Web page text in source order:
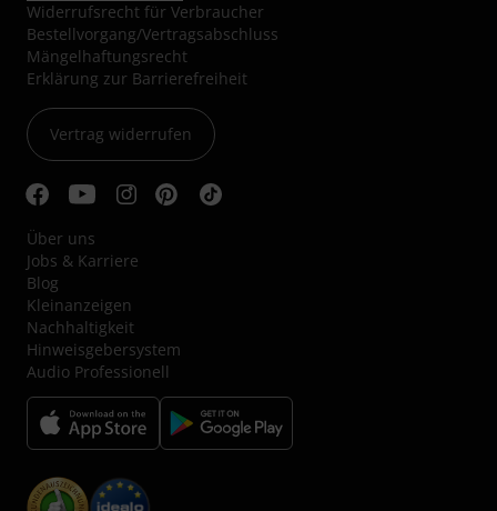
Widerrufsrecht für Verbraucher
Bestellvorgang/Vertragsabschluss
Mängelhaftungsrecht
Erklärung zur Barrierefreiheit
Vertrag widerrufen
Über uns
Jobs & Karriere
Blog
Kleinanzeigen
Nachhaltigkeit
Hinweisgebersystem
Audio Professionell